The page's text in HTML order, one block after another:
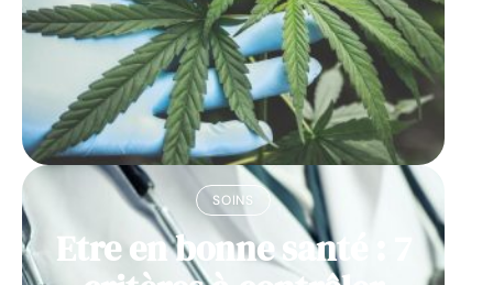
SOINS
Etre en bonne santé : 7